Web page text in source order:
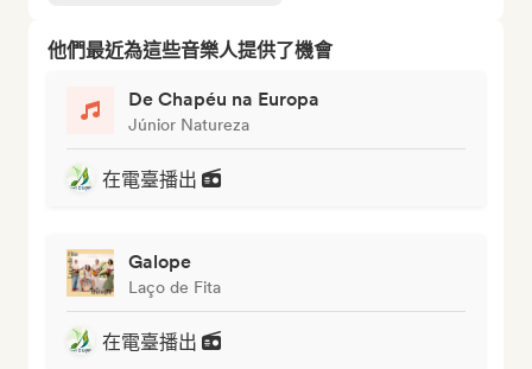
他們最近為這些音樂人提供了機會
De Chapéu na Europa
Júnior Natureza
在電臺播出
Galope
Laço de Fita
在電臺播出